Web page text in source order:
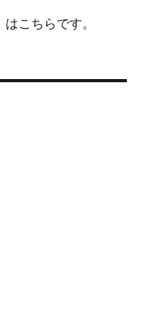
はこちらです。